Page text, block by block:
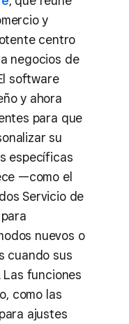
y
centro
negocios de
software
y ahora
para que
su
específicas
—como el
Servicio de
nuevos o
cuando sus
Las funciones
como las
ajustes